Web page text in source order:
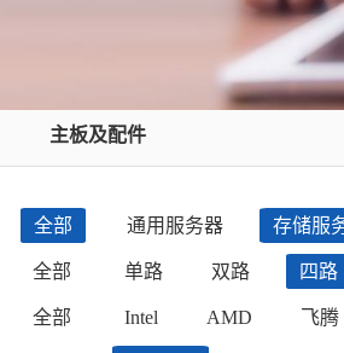
主板及配件
全部 通用服务器 存储服
全部 单路 双路 四路
全部 Intel AMD 飞腾